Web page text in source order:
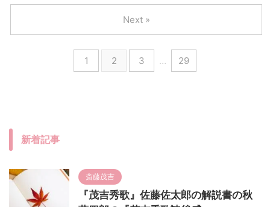
1 2 3 … 29
Next »
新着記事
斎藤茂吉
『茂吉秀歌』佐藤佐太郎の解説書の秋